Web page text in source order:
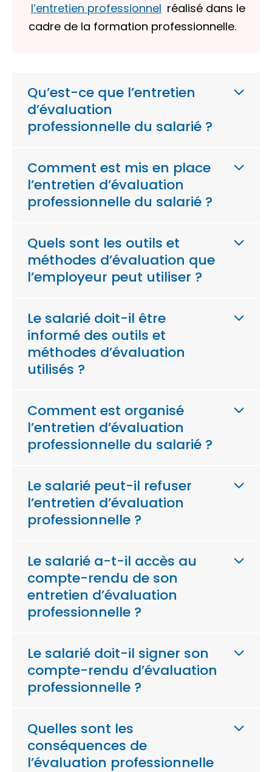
l’entretien professionnel réalisé dans le
cadre de la formation professionnelle.
Qu’est-ce que l’entretien
d’évaluation
professionnelle du salarié ?
Comment est mis en place
l’entretien d’évaluation
professionnelle du salarié ?
Quels sont les outils et
méthodes d’évaluation que
l’employeur peut utiliser ?
Le salarié doit-il être
informé des outils et
méthodes d’évaluation
utilisés ?
Comment est organisé
l’entretien d’évaluation
professionnelle du salarié ?
Le salarié peut-il refuser
l’entretien d’évaluation
professionnelle ?
Le salarié a-t-il accès au
compte-rendu de son
entretien d’évaluation
professionnelle ?
Le salarié doit-il signer son
compte-rendu d’évaluation
professionnelle ?
Quelles sont les
conséquences de
l’évaluation professionnelle